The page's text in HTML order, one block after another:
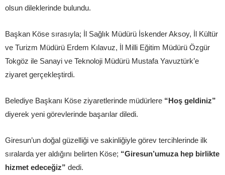
olsun dileklerinde bulundu.
Başkan Köse sırasıyla; İl Sağlık Müdürü İskender Aksoy, İl Kültür
ve Turizm Müdürü Erdem Kılavuz, İl Milli Eğitim Müdürü Özgür
Tokgöz ile Sanayi ve Teknoloji Müdürü Mustafa Yavuztürk’e
ziyaret gerçekleştirdi.
Belediye Başkanı Köse ziyaretlerinde müdürlere “Hoş geldiniz”
diyerek yeni görevlerinde başarılar diledi.
Giresun’un doğal güzelliği ve sakinliğiyle görev tercihlerinde ilk
sıralarda yer aldığını belirten Köse; “Giresun’umuza hep birlikte
hizmet edeceğiz” dedi.